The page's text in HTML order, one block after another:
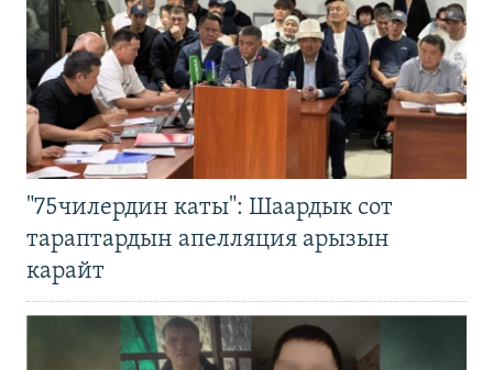
"75чилердин каты": Шаардык сот
тараптардын апелляция арызын
карайт